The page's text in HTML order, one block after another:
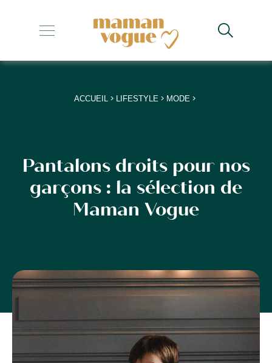
+
+
+
+
ACCUEIL > LIFESTYLE > MODE >
Pantalons droits pour nos
garçons : la sélection de
Maman Vogue